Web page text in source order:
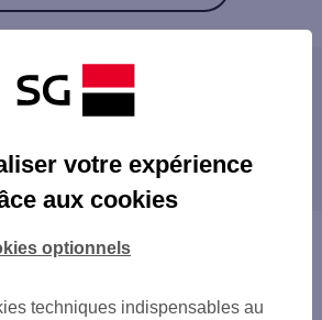
automates à proximité
C GUILLAUME KOCH
3 RUE DU GAL
2 RUE DU MAIRE SPIESS
votre expérience
aux cookies
techniques indispensables au
optionnels